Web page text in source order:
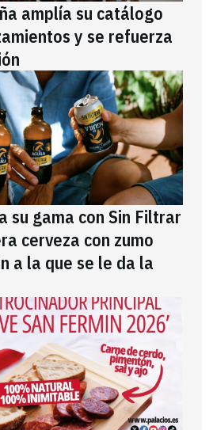
amplía su catálogo
y se refuerza
su gama con Sin Filtrar
cerveza con zumo
a la que se le da la